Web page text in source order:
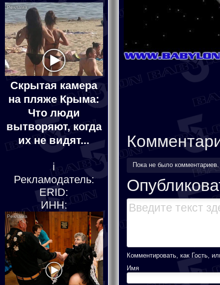
Скрытая камера
на пляже Крыма:
Что люди
вытворяют, когда
их не видят...
i
Рекламодатель:
ERID:
ИНН:
Пока не было
Комментировать, как Гость,
Имя